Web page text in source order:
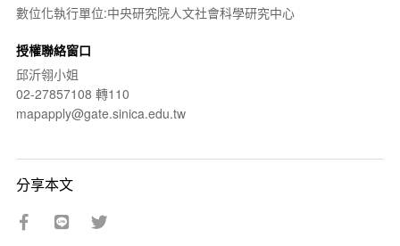
數位化執行單位:中央研究院人文社會科學研究中心
授權聯絡窗口
邱沂翎小姐
02-27857108 轉110
mapapply@gate.sinica.edu.tw
分享本文